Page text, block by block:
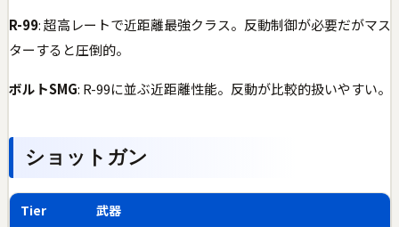
R-99: 超高レートで近距離最強クラス。反動制御が必要だがマス
ターすると圧倒的。
ボルトSMG: R-99に並ぶ近距離性能。反動が比較的扱いやすい。
ショットガン
Tier
武器